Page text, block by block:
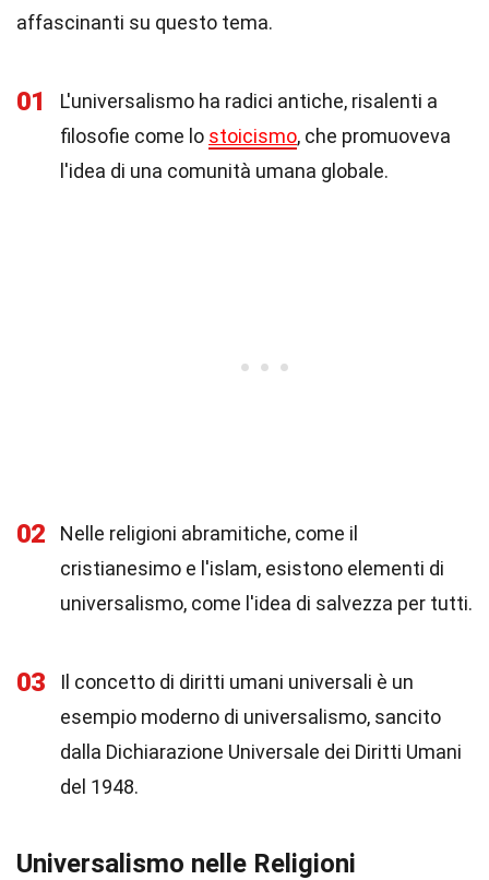
affascinanti su questo tema.
01
L'universalismo ha radici antiche, risalenti a
filosofie come lo stoicismo, che promuoveva
l'idea di una comunità umana globale.
02
Nelle religioni abramitiche, come il
cristianesimo e l'islam, esistono elementi di
universalismo, come l'idea di salvezza per tutti.
03
Il concetto di diritti umani universali è un
esempio moderno di universalismo, sancito
dalla Dichiarazione Universale dei Diritti Umani
del 1948.
Universalismo nelle Religioni